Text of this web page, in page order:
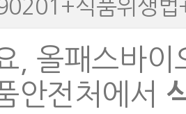
식품위생
, 올패스바이
안전처에서